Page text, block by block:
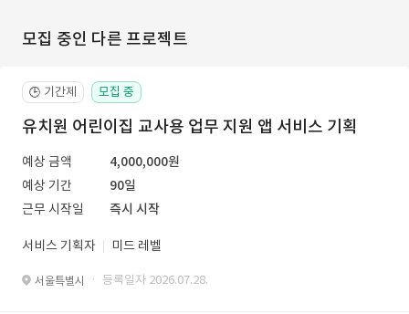
모집 중인 다른 프로젝트
🕒 기간제 모집 중
유치원 어린이집 교사용 업무 지원 앱 서비스 기획
예상 금액
4,000,000원
예상 기간
90일
근무 시작일
즉시 시작
서비스 기획자 미드 레벨
서울특별시 · 등록일자 2026.07.28.